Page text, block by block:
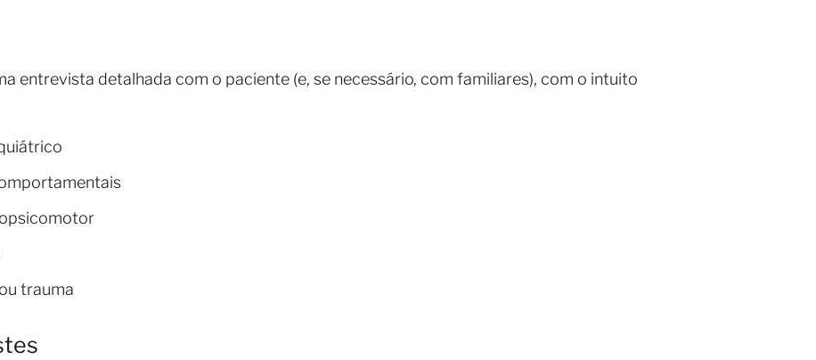
entrevista detalhada com o paciente (e, se necessário, com familiares), com o intuito
trauma